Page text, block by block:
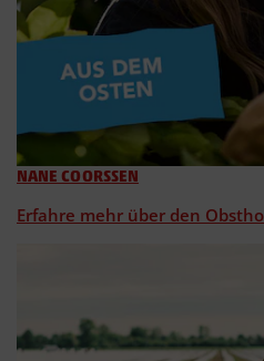
NANE COORSSEN
Erfahre mehr über den